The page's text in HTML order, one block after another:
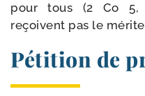
pour tous (2 Co 5,
reçoivent pas le
Pétition de